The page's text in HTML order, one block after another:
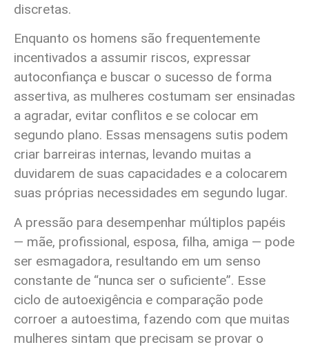
discretas.
Enquanto os homens são frequentemente
incentivados a assumir riscos, expressar
autoconfiança e buscar o sucesso de forma
assertiva, as mulheres costumam ser ensinadas
a agradar, evitar conflitos e se colocar em
segundo plano. Essas mensagens sutis podem
criar barreiras internas, levando muitas a
duvidarem de suas capacidades e a colocarem
suas próprias necessidades em segundo lugar.
A pressão para desempenhar múltiplos papéis
— mãe, profissional, esposa, filha, amiga — pode
ser esmagadora, resultando em um senso
constante de “nunca ser o suficiente”. Esse
ciclo de autoexigência e comparação pode
corroer a autoestima, fazendo com que muitas
mulheres sintam que precisam se provar o